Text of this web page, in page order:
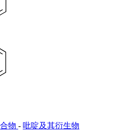
物 - 吡啶及其衍生物